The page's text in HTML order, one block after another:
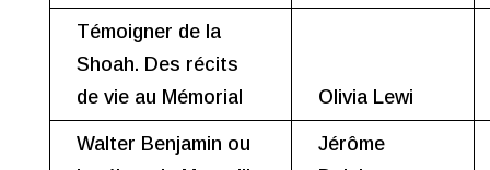
Témoigner de la
Shoah. Des récits
de vie au Mémorial
Olivia Lewi
Walter Benjamin ou
Jérôme